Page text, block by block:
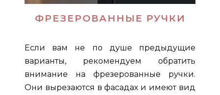
ФРЕЗЕРОВАННЫЕ РУЧКИ
Если вам не по душе предыдущие
варианты, рекомендуем обратить
внимание на фрезерованные ручки.
Они вырезаются в фасадах и имеют вид